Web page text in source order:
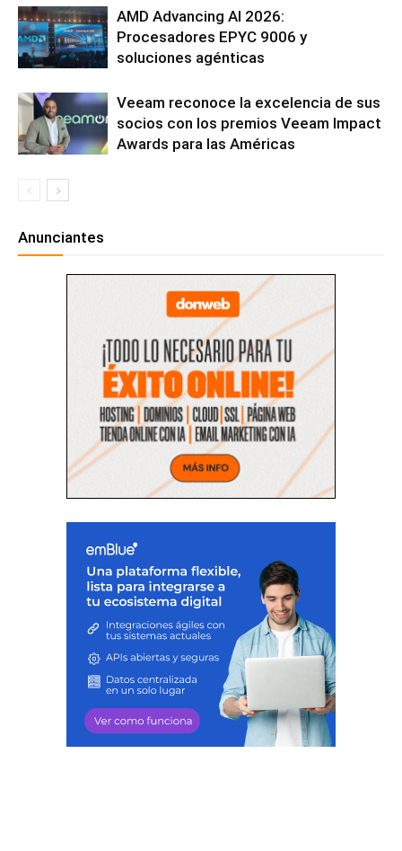
AMD Advancing AI 2026:
Procesadores EPYC 9006 y
soluciones agénticas
Veeam reconoce la excelencia de sus
socios con los premios Veeam Impact
Awards para las Américas
Anunciantes